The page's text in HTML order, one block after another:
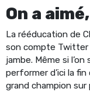
On a aimé,
La rééducation de
son compte Twitter
jambe. Même si
performer d’ici la
grand champion